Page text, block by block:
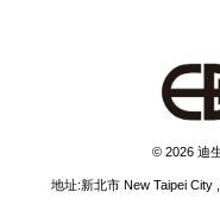
© 2026 迪
地址:新北市 New Taipei City